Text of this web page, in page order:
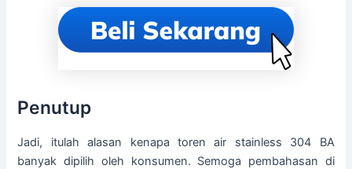
Penutup
Jadi, itulah alasan kenapa toren air stainless 304 BA
banyak dipilih oleh konsumen. Semoga pembahasan di